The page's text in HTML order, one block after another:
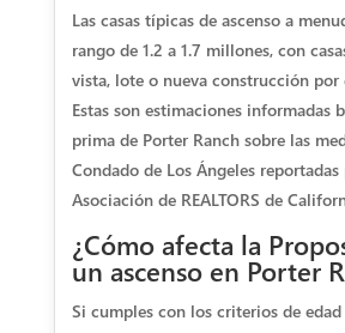
Las casas típicas de ascenso a
rango de 1.2 a 1.7 millones, con
vista, lote o nueva construcción por
Estas son estimaciones informadas
prima de Porter Ranch sobre las
Condado de Los Ángeles
Asociación de REALTORS de
¿Cómo afecta la
un ascenso en Porter
Si cumples con los criterios de